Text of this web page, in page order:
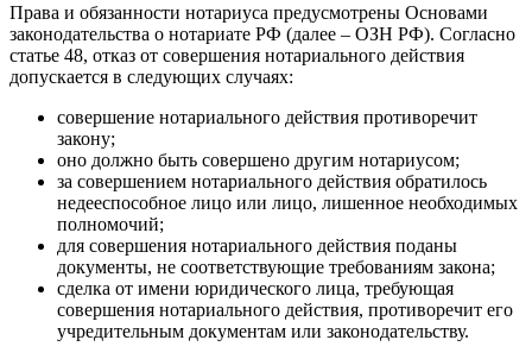
Права и обязанности нотариуса предусмотрены Основами
законодательства о нотариате РФ (далее – ОЗН РФ). Согласно
статье 48, отказ от совершения нотариального действия
допускается в следующих случаях:
совершение нотариального действия противоречит
закону;
оно должно быть совершено другим нотариусом;
за совершением нотариального действия обратилось
недееспособное лицо или лицо, лишенное необходимых
полномочий;
для совершения нотариального действия поданы
документы, не соответствующие требованиям закона;
сделка от имени юридического лица, требующая
совершения нотариального действия, противоречит его
учредительным документам или законодательству.